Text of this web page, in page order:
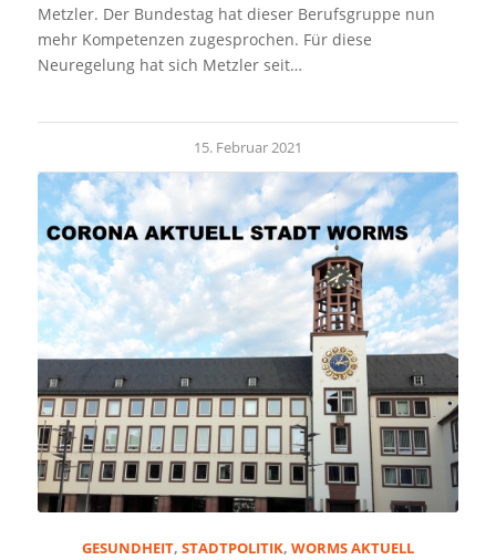
Metzler. Der Bundestag hat dieser Berufsgruppe nun
mehr Kompetenzen zugesprochen. Für diese
Neuregelung hat sich Metzler seit…
15. Februar 2021
GESUNDHEIT, STADTPOLITIK, WORMS AKTUELL